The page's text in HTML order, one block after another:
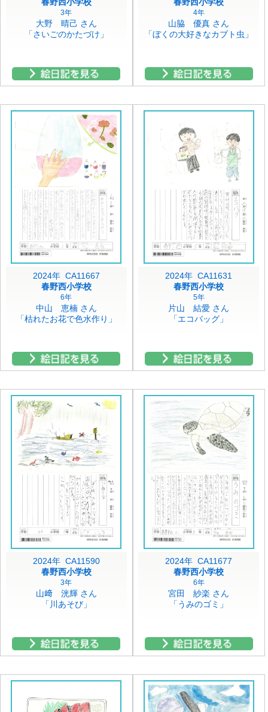
3年
大野 晴己 さん
「さいごのかたづけ」
4年
山脇 優真 さん
「ぼくの大好きなカブト虫」
2024年 CA11667
春野西小学校
6年
中山 恵楠 さん
「枯れたお花で色水作り」
2024年 CA11631
春野西小学校
5年
片山 結愛 さん
「エコバッグ」
2024年 CA11590
春野西小学校
3年
山﨑 洸輝 さん
「川あそび」
2024年 CA11677
春野西小学校
6年
宮田 紗楽 さん
「うみのゴミ」